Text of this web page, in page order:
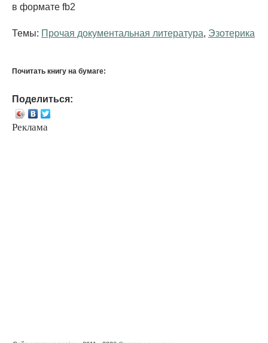
в формате fb2
Темы: Прочая документальная литература Эзотерика
Почитать книгу на бумаге:
Поделиться:
Реклама